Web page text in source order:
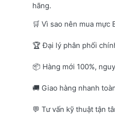
hãng.
🛒 Vì sao nên mua
🏆 Đại lý phân phối
📦 Hàng mới 100%,
🚚 Giao hàng nhanh
💬 Tư vấn kỹ thuật tận